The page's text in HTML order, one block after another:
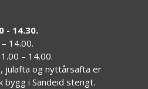
- 14.30.
14.00.
– 14.00.
julafta og nyttårsafta er
bygg i Sandeid stengt.